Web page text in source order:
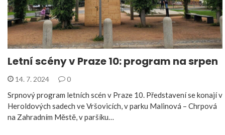
Letní scény v Praze 10: program na srpen
14. 7. 2024 0
Srpnový program letních scén v Praze 10. Představení se konají v
Heroldových sadech ve Vršovicích, v parku Malinová – Chrpová
na Zahradním Městě, v paršíku…